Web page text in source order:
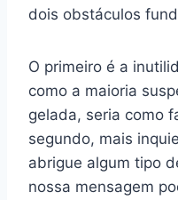
dois obstáculos
O primeiro é a
como a maioria
gelada, seria como
segundo, mais
abrigue algum tipo
nossa mensagem